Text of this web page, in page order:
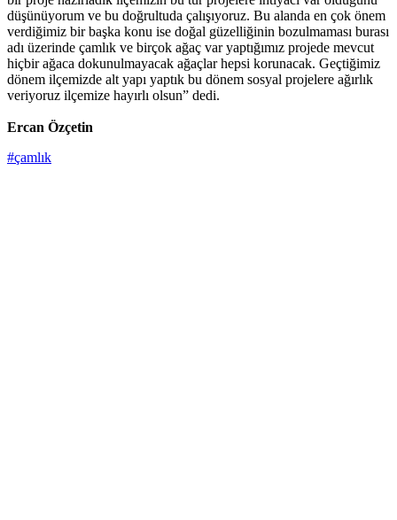
düşünüyorum ve bu doğrultuda çalışıyoruz. Bu alanda en çok önem
verdiğimiz bir başka konu ise doğal güzelliğinin bozulmaması burası
adı üzerinde çamlık ve birçok ağaç var yaptığımız projede mevcut
hiçbir ağaca dokunulmayacak ağaçlar hepsi korunacak. Geçtiğimiz
dönem ilçemizde alt yapı yaptık bu dönem sosyal projelere ağırlık
veriyoruz ilçemize hayırlı olsun” dedi.
Ercan Özçetin
#çamlık